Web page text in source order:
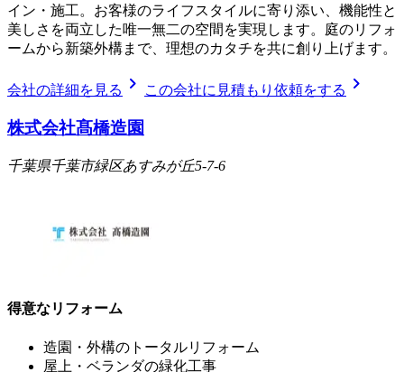
イン・施工。お客様のライフスタイルに寄り添い、機能性と
美しさを両立した唯一無二の空間を実現します。庭のリフォ
ームから新築外構まで、理想のカタチを共に創り上げます。
会社の詳細を見る chevron_right この会社に見積もり依頼をする chevron_right
株式会社髙橋造園
千葉県千葉市緑区あすみが丘5-7-6
得意なリフォーム
造園・外構のトータルリフォーム
屋上・ベランダの緑化工事